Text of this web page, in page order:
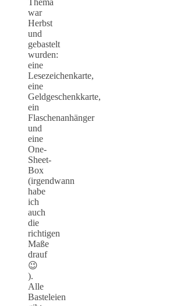
war
Herbst
und
gebastelt
wurden:
eine
Lesezeichenkarte,
eine
Geldgeschenkkarte,
ein
Flaschenanhänger
und
eine
One-
Sheet-
Box
(irgendwann
habe
ich
auch
die
richtigen
Maße
drauf
😉
).
Alle
Basteleien